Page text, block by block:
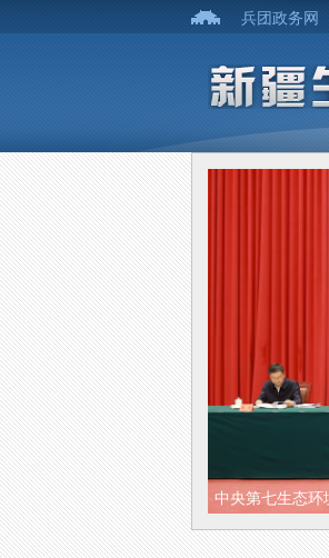
兵团政务网
中央第七生态